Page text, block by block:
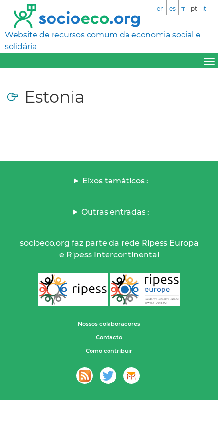
Website de recursos comum da economia social e
solidária
en es fr pt it
Estonia
Eixos temáticos :
Outras entradas :
socioeco.org faz parte da rede Ripess Europa
e Ripess Intercontinental
Nossos colaboradores
Contacto
Como contribuir